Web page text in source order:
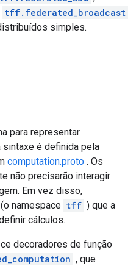
tff.federated_broadcast
simples.
para representar
é definida pela
computation.proto . Os
não precisarão interagir
Em vez disso,
namespace tff ) que a
cálculos.
decoradores de função
, que